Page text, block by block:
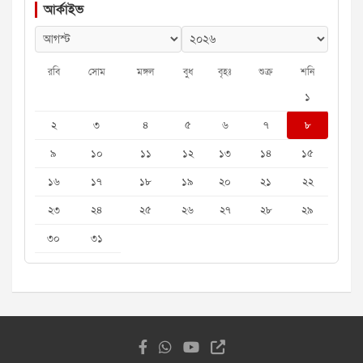
আর্কাইভ
রবি সোম মঙ্গল বুধ বৃহঃ শুক্র শনি
১
২
৩ ৪ ৫ ৬ ৭
৮
৯
১০ ১১ ১২ ১৩ ১৪
১৫
১৬
১৭ ১৮ ১৯ ২০ ২১
২২
২৩
২৪ ২৫ ২৬ ২৭ ২৮
২৯
৩০
৩১